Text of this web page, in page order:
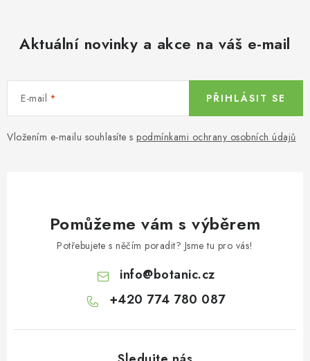
Aktuální novinky a akce na váš e-mail
E-mail
Vložením e-mailu souhlasíte s podmínkami ochrany osobních údajů
PŘIHLÁSIT SE
Pomůžeme vám s výběrem
Potřebujete s něčím poradit? Jsme tu pro vás!
info@botanic.cz
+420 774 780 087